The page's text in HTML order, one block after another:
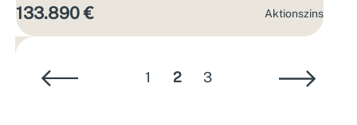
133.890 € Aktions­zins
1 2 3